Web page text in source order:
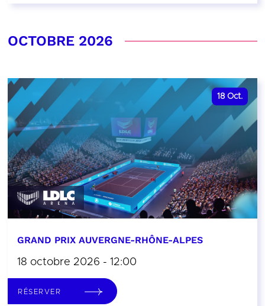
OCTOBRE 2026
18 Oct.
GRAND PRIX AUVERGNE-RHÔNE-ALPES
18 octobre 2026 - 12:00
RÉSERVER